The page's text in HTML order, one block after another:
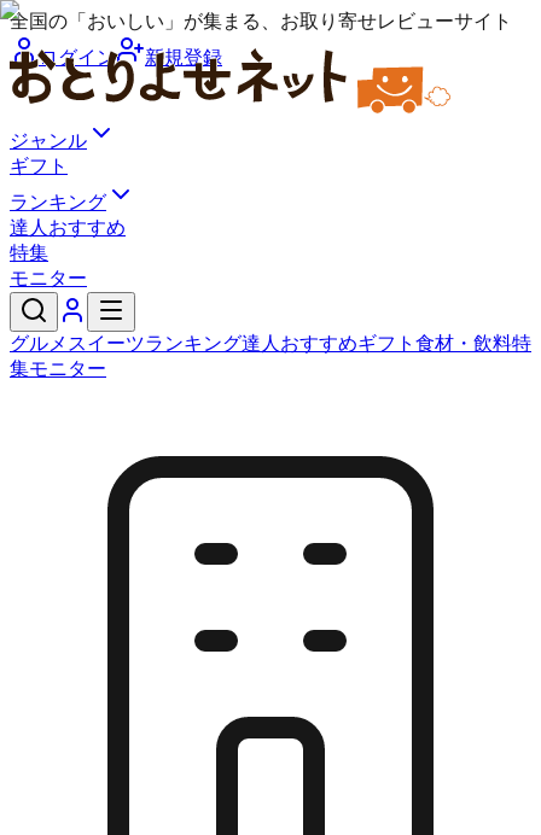
全国の「おいしい」が集まる、お取り寄せレビューサイト
ログイン
新規登録
ジャンル
ギフト
ランキング
達人おすすめ
特集
モニター
グルメ スイーツランキング達人おすすめギフト 食材・飲料特
集モニター